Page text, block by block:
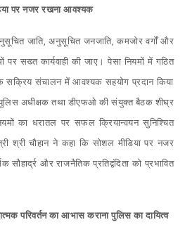
पर नजर रखना आवश्यक
जाति, अनुसूचित जनजाति, कमजोर वर्गों और
पर सख्त कार्यवाही की जाए। पेसा नियमों में गठित
के सक्रिय संचालन में आवश्यक सहयोग प्रदान किया
अधीक्षक तथा डीएफओ की संयुक्त बैठक शीघ्र
का धरातल पर सफल क्रियान्वयन सुनिश्चित
श्री चौहान ने कहा कि सोशल मीडिया पर नजर
और राजनैतिक प्रतिद्वंदिता को प्रभावित
परिवर्तन का आभास कराना पुलिस का दायित्व